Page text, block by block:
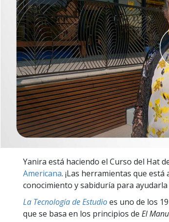
Amor y Odio: ¿Qué es Grandeza?
Yanira está haciendo el Curso del Hat
Americana. ¡Las herramientas que
conocimiento y sabiduría para
La Tecnología de Estudioes uno de los
que se basa en los principios de El